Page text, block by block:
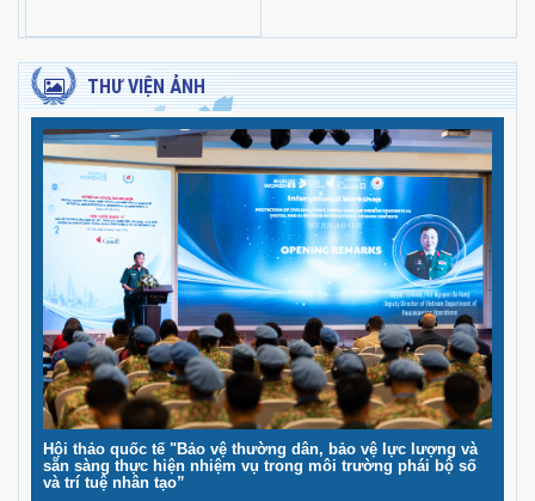
THƯ VIỆN ẢNH
Hội thảo quốc tế "Bảo vệ thường dân, bảo vệ lực lượng và
sẵn sàng thực hiện nhiệm vụ trong môi trường phái bộ số
và trí tuệ nhân tạo”